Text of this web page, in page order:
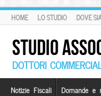
HOME LO STUDIO DOVE
STUDIO
DOTTORI
Notizie Fiscali Domande e